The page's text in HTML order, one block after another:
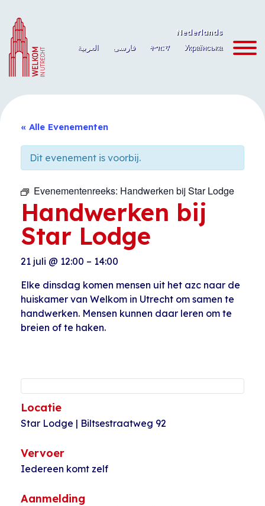
naar
de
inhoud
Nederlands
العربية
فارسی ትግርኛ Українська
« Alle Evenementen
Dit evenement is voorbij.
Evenementenreeks: Handwerken bij Star Lodge
Handwerken bij
Star Lodge
21 juli @ 12:00 – 14:00
Elke dinsdag komen mensen uit het azc naar de
huiskamer van Welkom in Utrecht om samen te
handwerken. Mensen kunnen daar leren om te
breien of te haken.
Locatie
Star Lodge | Biltsestraatweg 92
Vervoer
Iedereen komt zelf
Aanmelding